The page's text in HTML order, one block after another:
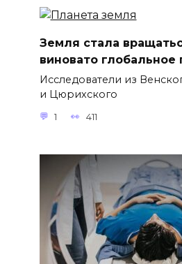
Земля стала
виновато глобальное
Исследователи из
и Цюрихского
1 411